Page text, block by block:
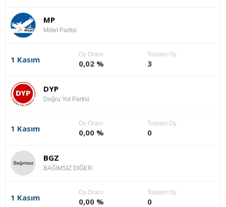
MP
Millet Partisi
1 Kasım
Oy Oranı
0,02 %
Toplam Oy
3
DYP
Doğru Yol Partisi
1 Kasım
Oy Oranı
0,00 %
Toplam Oy
0
BGZ
BAĞIMSIZ DİĞER
1 Kasım
Oy Oranı
0,00 %
Toplam Oy
0